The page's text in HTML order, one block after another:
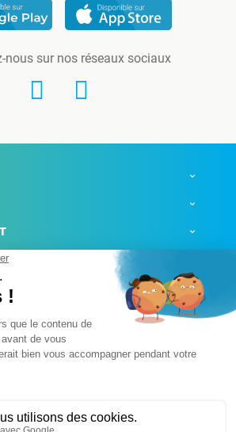
nous sur nos réseaux sociaux
Mentions légales
générales de ventes